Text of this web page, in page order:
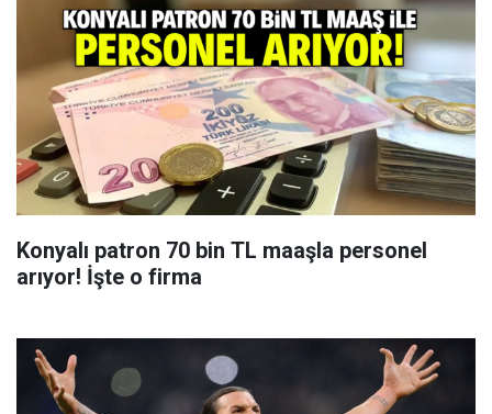
Konyalı patron 70 bin TL maaşla personel
arıyor! İşte o firma